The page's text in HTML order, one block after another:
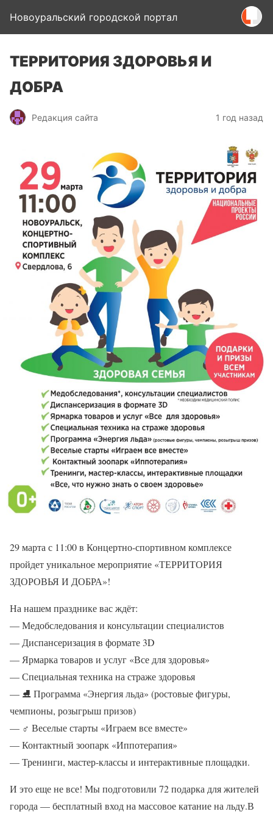
Новоуральский городской портал
ТЕРРИТОРИЯ ЗДОРОВЬЯ И
ДОБРА
Редакция сайта 1 год назад
29 марта с 11:00 в Концертно-спортивном комплексе
пройдет уникальное мероприятие «ТЕРРИТОРИЯ
ЗДОРОВЬЯ И ДОБРА»!
На нашем празднике вас ждёт:
— Медобследования и консультации специалистов
— Диспансеризация в формате 3D
— Ярмарка товаров и услуг «Все для здоровья»
— Специальная техника на страже здоровья
— ⛸ Программа «Энергия льда» (ростовые фигуры,
чемпионы, розыгрыш призов)
— ‍♂ Веселые старты «Играем все вместе»
— Контактный зоопарк «Иппотерапия»
— Тренинги, мастер-классы и интерактивные площадки.
И это еще не все! Мы подготовили 72 подарка для жителей
города — бесплатный вход на массовое катание на льду.В